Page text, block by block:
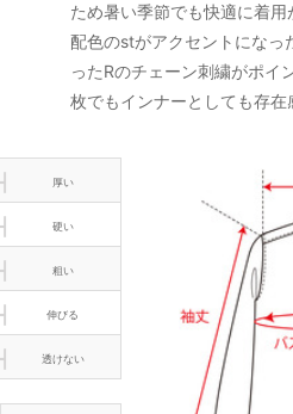
ため暑い季節でも快適に着用
配色のstがアクセントになっ
ったRのチェーン刺繍がポイ
枚でもインナーとしても存在
厚い
硬い
粗い
伸びる
透けない